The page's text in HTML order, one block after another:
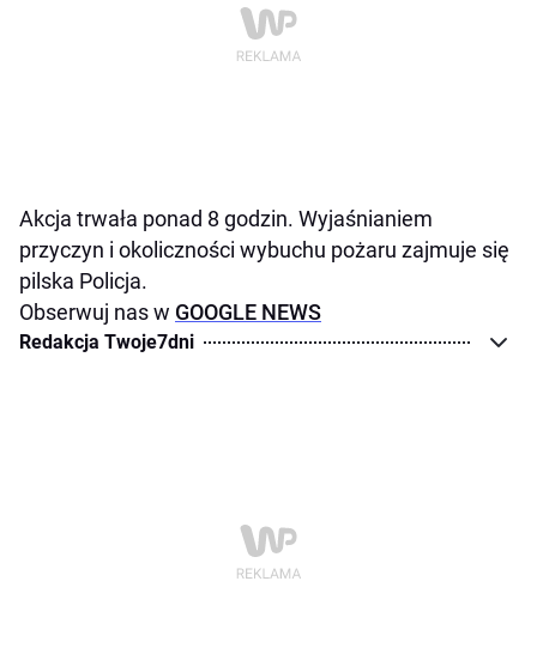
Akcja trwała ponad 8 godzin. Wyjaśnianiem
przyczyn i okoliczności wybuchu pożaru zajmuje się
pilska Policja.
Obserwuj nas w GOOGLE NEWS
Redakcja Twoje7dni